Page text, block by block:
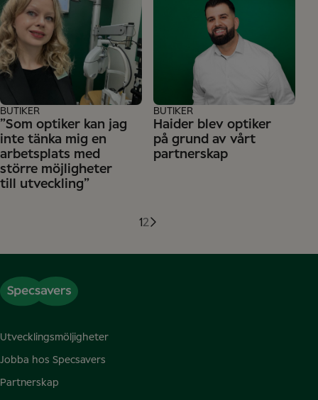
”Som optiker kan jag
inte tänka mig en
arbetsplats med
större möjligheter
till utveckling”
BUTIKER
Haider blev optiker
på grund av vårt
partnerskap
BUTIKER
12
Utvecklingsmöljigheter
Jobba hos Specsavers
Partnerskap